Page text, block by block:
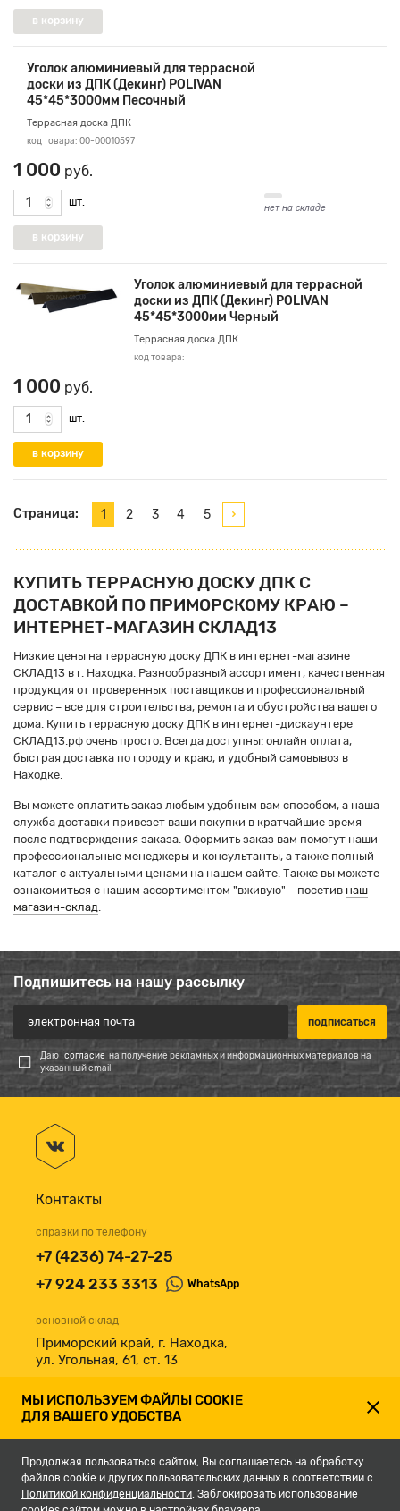
Уголок алюминиевый для террасной
доски из ДПК (Декинг) POLIVAN
45*45*3000мм Песочный
Террасная доска ДПК
код товара: 00-00010597
1 000 руб.
шт. нет на складе
Уголок алюминиевый для террасной
доски из ДПК (Декинг) POLIVAN
45*45*3000мм Черный
Террасная доска ДПК
код товара:
1 000 руб.
шт.
Страница: 1 2 3 4 5
КУПИТЬ ТЕРРАСНУЮ ДОСКУ ДПК С
ДОСТАВКОЙ ПО ПРИМОРСКОМУ КРАЮ –
ИНТЕРНЕТ-МАГАЗИН СКЛАД13
Низкие цены на террасную доску ДПК в интернет-магазине
СКЛАД13 в г. Находка. Разнообразный ассортимент, качественная
продукция от проверенных поставщиков и профессиональный
сервис – все для строительства, ремонта и обустройства вашего
дома. Купить террасную доску ДПК в интернет-дискаунтере
СКЛАД13.рф очень просто. Всегда доступны: онлайн оплата,
быстрая доставка по городу и краю, и удобный самовывоз в
Находке.
Вы можете оплатить заказ любым удобным вам способом, а наша
служба доставки привезет ваши покупки в кратчайшие время
после подтверждения заказа. Оформить заказ вам помогут наши
профессиональные менеджеры и консультанты, а также полный
каталог с актуальными ценами на нашем сайте. Также вы можете
ознакомиться с нашим ассортиментом "вживую" – посетив наш
магазин-склад
Подпишитесь на нашу рассылку
Даю согласие на получение рекламных и информационных материалов на
указанный email
Контакты
справки по телефону
+7 (4236) 74-27-25
+7 924 233 3313
WhatsApp
основной склад
Приморский край, г. Находка,
ул. Угольная, 61, ст. 13
принимаем к оплате
МЫ ИСПОЛЬЗУЕМ ФАЙЛЫ COOKIE
ДЛЯ ВАШЕГО УДОБСТВА
Продолжая пользоваться сайтом, Вы соглашаетесь на обработку
файлов cookie и других пользовательских данных в соответствии с
Политикой конфиденциальности. Заблокировать использование